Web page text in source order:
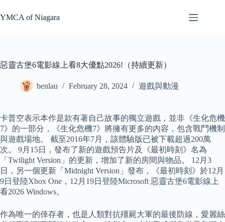
to
content
YMCA of Niagara
惡靈古堡6電影線上看8大優點2026!（持續更新）
benlau February 28, 2024 遊戲與動漫
卡普空表示本作是款有著自己故事的獨立遊戲，並非《生化危機
7》的一部分，《生化危機7》將擁有更多的內容，包含戰鬥機制
與遊戲場地。 截至2016年7月，該體驗版已被下載超過200萬
次。 9月15日，發布了新的遊戲預告片及《最初時刻》名為
「Twilight Version」的更新，增加了新的房間與物品。 12月3
日，另一個更新「Midnight Version」發布，《最初時刻》於12月
9日登陸Xbox One，12月19日登陸Microsoft 惡靈古堡6電影線上
看2026 Windows。
作為唯一的倖存者，也是人類對抗殭屍大軍的最後防線，愛麗絲